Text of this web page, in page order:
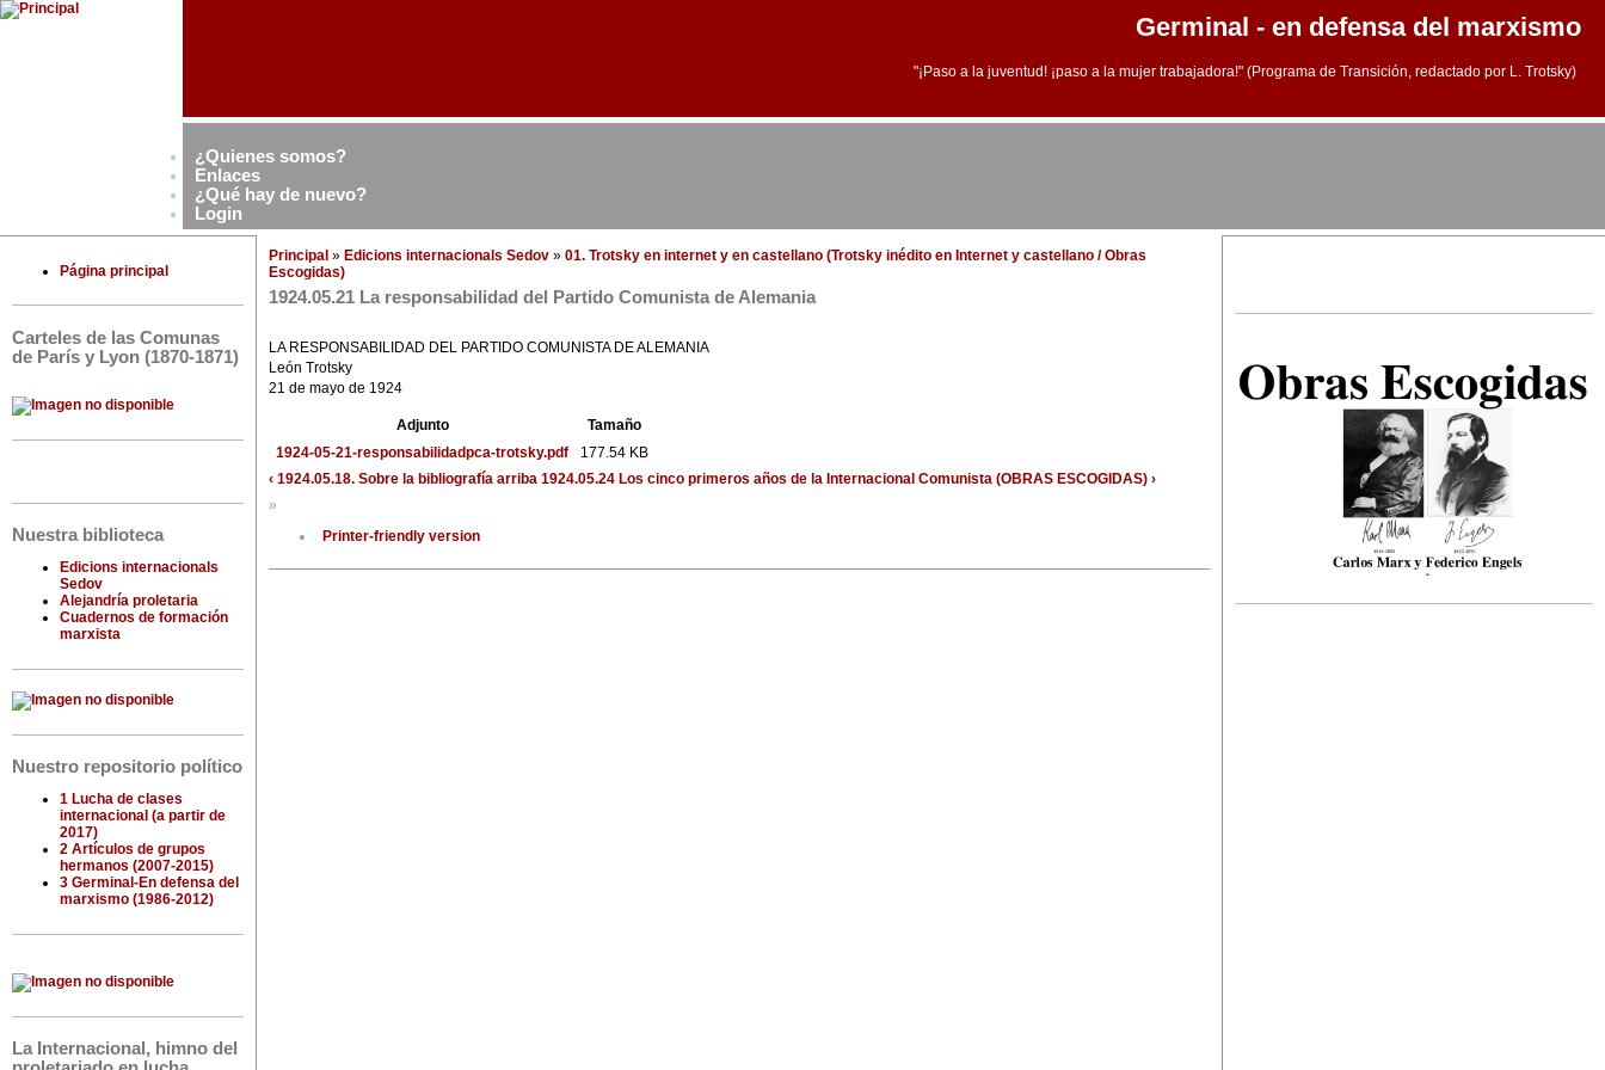
Germinal - en defensa del marxismo
"¡Paso a la juventud! ¡paso a la mujer trabajadora!" (Programa de Transición, redactado por L. Trotsky)
¿Quienes somos?
Enlaces
¿Qué hay de nuevo?
Login
Página principal
Carteles de las Comunas
de París y Lyon (1870-1871)
Nuestra biblioteca
Edicions internacionals
Sedov
Alejandría proletaria
Cuadernos de formación
marxista
Nuestro repositorio político
1 Lucha de clases
internacional (a partir de
2017)
2 Artículos de grupos
hermanos (2007-2015)
3 Germinal-En defensa del
marxismo (1986-2012)
La Internacional, himno del
Principal » Edicions internacionals Sedov » 01. Trotsky en internet y en castellano (Trotsky inédito en Internet y castellano / Obras
Escogidas)
1924.05.21 La responsabilidad del Partido Comunista de Alemania
LA RESPONSABILIDAD DEL PARTIDO COMUNISTA DE ALEMANIA
León Trotsky
21 de mayo de 1924
Adjunto
Tamaño
1924-05-21-responsabilidadpca-trotsky.pdf
177.54 KB
‹ 1924.05.18. Sobre la bibliografía arriba 1924.05.24 Los cinco primeros años de la Internacional Comunista (OBRAS ESCOGIDAS) ›
»
Printer-friendly version